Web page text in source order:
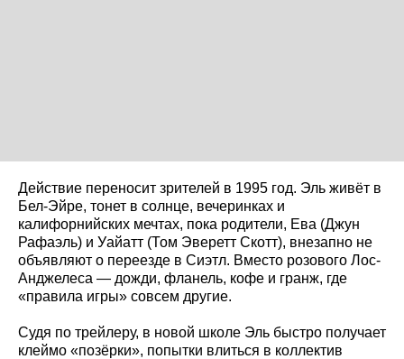
Действие переносит зрителей в 1995 год. Эль живёт в
Бел-Эйре, тонет в солнце, вечеринках и
калифорнийских мечтах, пока родители, Ева (Джун
Рафаэль) и Уайатт (Том Эверетт Скотт), внезапно не
объявляют о переезде в Сиэтл. Вместо розового Лос-
Анджелеса — дожди, фланель, кофе и гранж, где
«правила игры» совсем другие.
Судя по трейлеру, в новой школе Эль быстро получает
клеймо «позёрки», попытки влиться в коллектив